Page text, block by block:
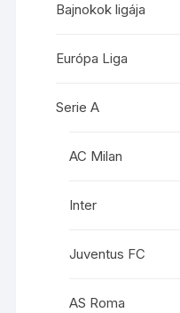
Bajnokok ligája
Európa Liga
Serie A
AC Milan
Inter
Juventus FC
AS Roma